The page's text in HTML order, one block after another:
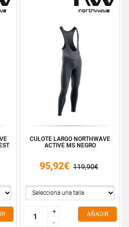
CULOTE LARGO NORTHWAVE
ACTIVE MS NEGRO
95,92€ 119,90€
+
-
+
-
AÑADIR